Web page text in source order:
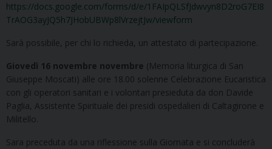
https://docs.google.com/forms/d/e/1FAIpQLSfJdwvyn8D2roG7EI8
TrAOG3ayJQ5h7JHobUBWp8lVrzejtJw/viewform
Sarà possibile, per chi lo richieda, un attestato di partecipazione.
Giovedì 16 novembre novembre (Memoria liturgica di San
Giuseppe Moscati) alle ore 18.00 solenne Celebrazione Eucaristica
con gli operatori sanitari e i volontari presieduta da don Davide
Paglia, Assistente Spirituale dei presidi ospedalieri di Caltagirone e
Militello.
Sara preceduta da una riflessione sulla Giornata e si concluderà